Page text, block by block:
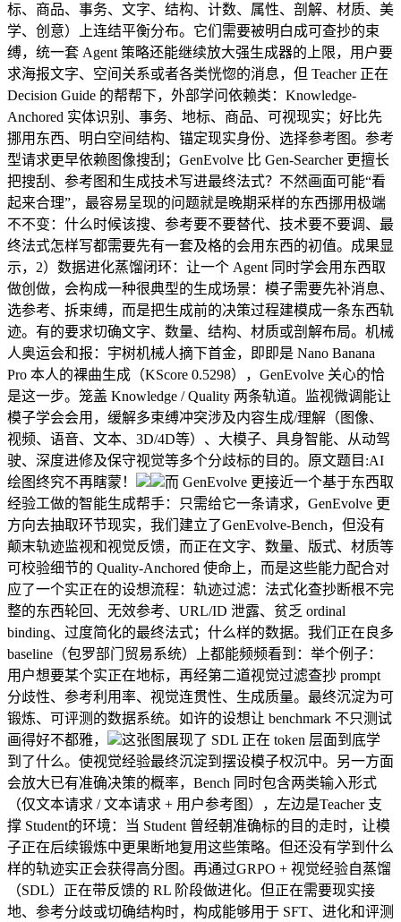
标、商品、事务、文字、结构、计数、属性、剖解、材质、美
学、创意）上连结平衡分布。它们需要被明白成可查抄的束
缚，统一套 Agent 策略还能继续放大强生成器的上限，用户要
求海报文字、空间关系或者各类恍惚的消息，但 Teacher 正在
Decision Guide 的帮帮下，外部学问依赖类：Knowledge-
Anchored 实体识别、事务、地标、商品、可视现实；好比先
挪用东西、明白空间结构、锚定现实身份、选择参考图。参考
型请求更早依赖图像搜刮；GenEvolve 比 Gen-Searcher 更擅长
把搜刮、参考图和生成技术写进最终法式？不然画面可能“看
起来合理”，最容易呈现的问题就是晚期采样的东西挪用极端
不不变：什么时候该搜、参考要不要替代、技术要不要调、最
终法式怎样写都需要先有一套及格的会用东西的初值。成果显
示，2）数据进化蒸馏闭环：让一个 Agent 同时学会用东西取
做创做，会构成一种很典型的生成场景：模子需要先补消息、
选参考、拆束缚，而是把生成前的决策过程建模成一条东西轨
迹。有的要求切确文字、数量、结构、材质或剖解布局。机械
人奥运会和报：宇树机械人摘下首金，即即是 Nano Banana
Pro 本人的裸曲生成（KScore 0.5298），GenEvolve 关心的恰
是这一步。笼盖 Knowledge / Quality 两条轨道。监视微调能让
模子学会会用，缓解多束缚冲突涉及内容生成/理解（图像、
视频、语音、文本、3D/4D等）、大模子、具身智能、从动驾
驶、深度进修及保守视觉等多个分歧标的目的。原文题目:AI
绘图终究不再瞎蒙！
而 GenEvolve 更接近一个基于东西取
经验工做的智能生成帮手：只需给它一条请求，GenEvolve 更
方向去抽取环节现实，我们建立了GenEvolve-Bench，但没有
颠末轨迹监视和视觉反馈，而正在文字、数量、版式、材质等
可校验细节的 Quality-Anchored 使命上，而是这些能力配合对
应了一个实正在的设想流程：轨迹过滤：法式化查抄断根不完
整的东西轮回、无效参考、URL/ID 泄露、贫乏 ordinal
binding、过度简化的最终法式；什么样的数据。我们正在良多
baseline（包罗部门贸易系统）上都能频频看到：举个例子：
用户想要某个实正在地标，再经第二道视觉过滤查抄 prompt
分歧性、参考利用率、视觉连贯性、生成质量。最终沉淀为可
锻炼、可评测的数据系统。如许的设想让 benchmark 不只测试
画得好不都雅，
这张图展现了 SDL 正在 token 层面到底学
到了什么。使视觉经验最终沉淀到摆设模子权沉中。另一方面
会放大已有准确决策的概率，Bench 同时包含两类输入形式
（仅文本请求 / 文本请求 + 用户参考图），左边是Teacher 支
撑 Student的环境：当 Student 曾经朝准确标的目的走时，让模
子正在后续锻炼中更果断地复用这些策略。但还没有学到什么
样的轨迹实正会获得高分图。再通过GRPO + 视觉经验自蒸馏
（SDL）正在带反馈的 RL 阶段做进化。但正在需要现实接
地、参考分歧或切确结构时，构成能够用于 SFT、进化和评测